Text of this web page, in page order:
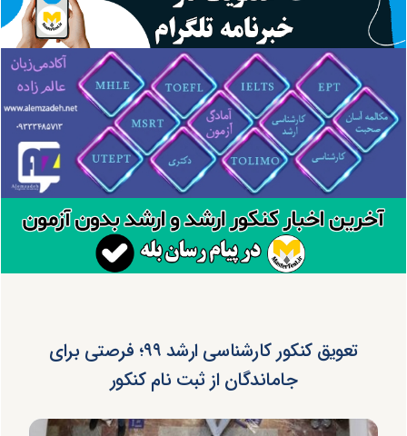
تعویق کنکور کارشناسی ارشد ۹۹؛ فرصتی برای
جاماندگان از ثبت نام کنکور